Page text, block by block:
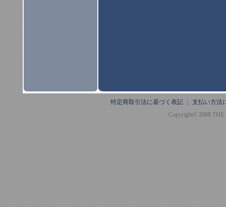
特定商取引法に基づく表記
支払い方法
Copyright© 2008 THE